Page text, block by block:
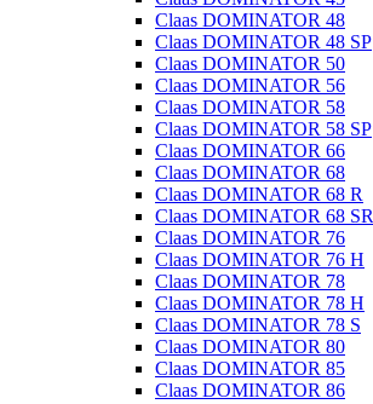
Claas DOMINATOR 48
Claas DOMINATOR 48 SP
Claas DOMINATOR 50
Claas DOMINATOR 56
Claas DOMINATOR 58
Claas DOMINATOR 58 SP
Claas DOMINATOR 66
Claas DOMINATOR 68
Claas DOMINATOR 68 R
Claas DOMINATOR 68 SR
Claas DOMINATOR 76
Claas DOMINATOR 76 H
Claas DOMINATOR 78
Claas DOMINATOR 78 H
Claas DOMINATOR 78 S
Claas DOMINATOR 80
Claas DOMINATOR 85
Claas DOMINATOR 86